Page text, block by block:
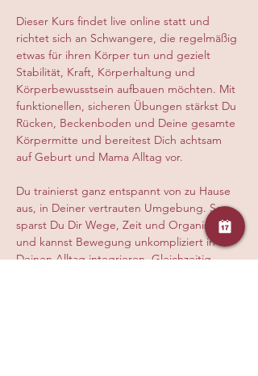
Dieser Kurs findet live online statt und
richtet sich an Schwangere, die regelmäßig
etwas für ihren Körper tun und gezielt
Stabilität, Kraft, Körperhaltung und
Körperbewusstsein aufbauen möchten. Mit
funktionellen, sicheren Übungen stärkst Du
Rücken, Beckenboden und Deine gesamte
Körpermitte und bereitest Dich achtsam
auf Geburt und Mama Alltag vor.
Du trainierst ganz entspannt von zu Hause
aus, in Deiner vertrauten Umgebung. So
sparst Du Dir Wege, Zeit und Organisation
und kannst Bewegung unkompliziert in
Deinen Alltag integrieren. Gleichzeitig